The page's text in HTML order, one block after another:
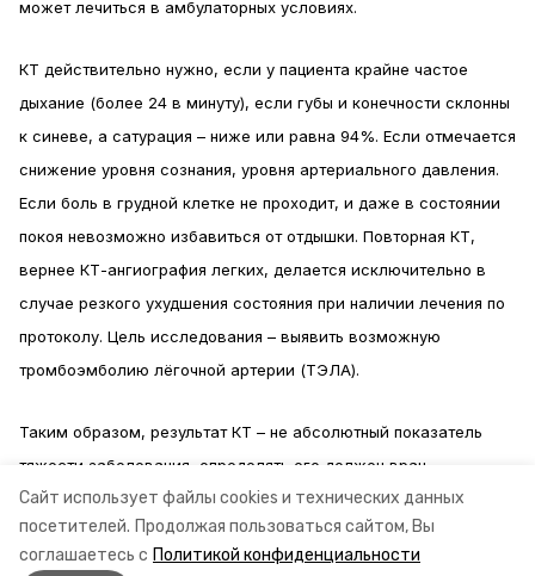
Сайт использует файлы cookies и технических данных
посетителей. Продолжая пользоваться сайтом, Вы
соглашаетесь с Политикой конфиденциальности
может лечиться в амбулаторных условиях.
КТ действительно нужно, если у пациента крайне частое
дыхание (более 24 в минуту), если губы и конечности склонны
к синеве, а сатурация – ниже или равна 94%. Если отмечается
снижение уровня сознания, уровня артериального давления.
Если боль в грудной клетке не проходит, и даже в состоянии
покоя невозможно избавиться от отдышки. Повторная КТ,
вернее КТ-ангиография легких, делается исключительно в
случае резкого ухудшения состояния при наличии лечения по
протоколу. Цель исследования – выявить возможную
тромбоэмболию лёгочной артерии (ТЭЛА).
Таким образом, результат КТ – не абсолютный показатель
тяжести заболевания, определять его должен врач.
Информация: Министерство здравоохранения Ставропольского края